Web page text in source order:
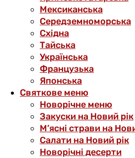
Мексиканська
Середземноморська
Східна
Тайська
Українська
Французька
Японська
Святкове меню
Новорічне меню
Закуски на Новий рік
М’ясні страви на
Салати на Новий рік
Новорічні десерти